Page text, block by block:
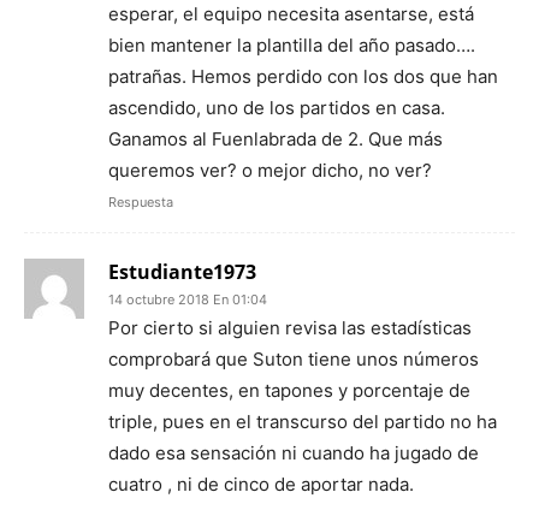
esperar, el equipo necesita asentarse, está
bien mantener la plantilla del año pasado….
patrañas. Hemos perdido con los dos que han
ascendido, uno de los partidos en casa.
Ganamos al Fuenlabrada de 2. Que más
queremos ver? o mejor dicho, no ver?
Respuesta
Estudiante1973
14 octubre 2018 En 01:04
Por cierto si alguien revisa las estadísticas
comprobará que Suton tiene unos números
muy decentes, en tapones y porcentaje de
triple, pues en el transcurso del partido no ha
dado esa sensación ni cuando ha jugado de
cuatro , ni de cinco de aportar nada.